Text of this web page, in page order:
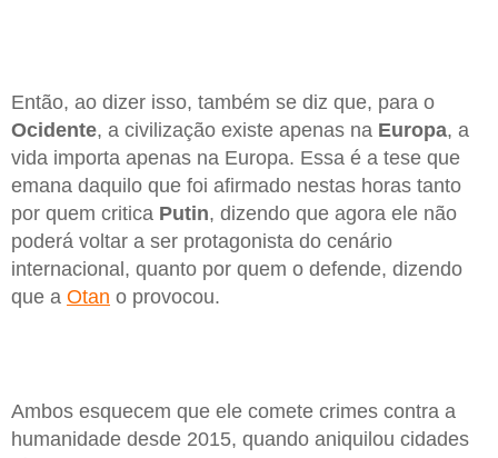
Então, ao dizer isso, também se diz que, para o
Ocidente, a civilização existe apenas na Europa, a
vida importa apenas na Europa. Essa é a tese que
emana daquilo que foi afirmado nestas horas tanto
por quem critica Putin, dizendo que agora ele não
poderá voltar a ser protagonista do cenário
internacional, quanto por quem o defende, dizendo
que a Otan o provocou.
Ambos esquecem que ele comete crimes contra a
humanidade desde 2015, quando aniquilou cidades